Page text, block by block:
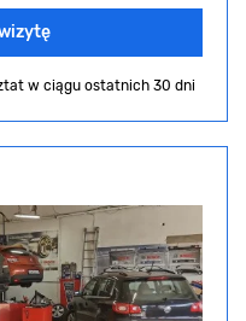
w ciągu ostatnich 30 dni